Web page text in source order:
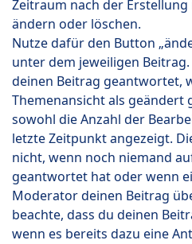
Zeitraum nach der
ändern oder löschen.
Nutze dafür den Button
unter dem jeweiligen
deinen Beitrag geantwortet,
Themenansicht als geändert
sowohl die Anzahl der
letzte Zeitpunkt angezeigt.
nicht, wenn noch niemand
geantwortet hat oder wenn
Moderator deinen Beitrag
beachte, dass du deinen
wenn es bereits dazu eine